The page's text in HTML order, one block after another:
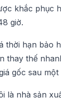
khắc phục
giờ.
thời hạn bảo
thay thế
gốc sau một
là nhà sản